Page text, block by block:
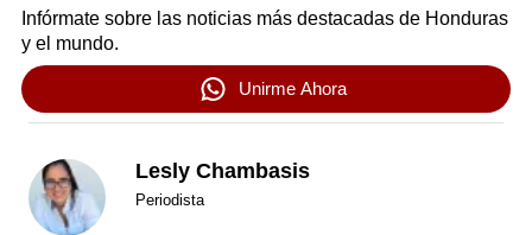
Infórmate sobre las noticias más destacadas de Honduras
y el mundo.
Unirme Ahora
Lesly Chambasis
Periodista